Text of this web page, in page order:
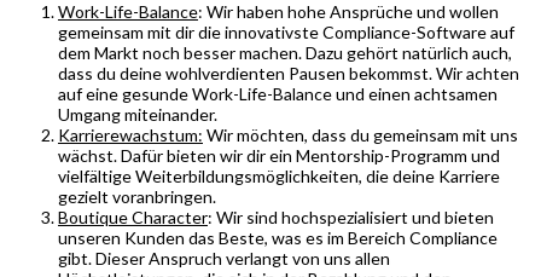
Work-Life-Balance: Wir haben hohe Ansprüche und wollen
gemeinsam mit dir die innovativste Compliance-Software auf
dem Markt noch besser machen. Dazu gehört natürlich auch,
dass du deine wohlverdienten Pausen bekommst. Wir achten
auf eine gesunde Work-Life-Balance und einen achtsamen
Umgang miteinander.
Karrierewachstum: Wir möchten, dass du gemeinsam mit uns
wächst. Dafür bieten wir dir ein Mentorship-Programm und
vielfältige Weiterbildungsmöglichkeiten, die deine Karriere
gezielt voranbringen.
Boutique Character: Wir sind hochspezialisiert und bieten
unseren Kunden das Beste, was es im Bereich Compliance
gibt. Dieser Anspruch verlangt von uns allen